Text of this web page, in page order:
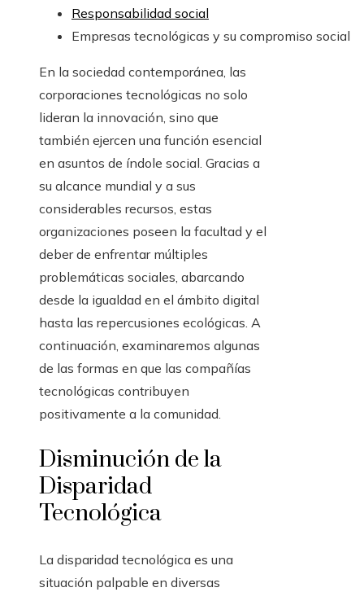
Responsabilidad social
Empresas tecnológicas y su compromiso social
En la sociedad contemporánea, las
corporaciones tecnológicas no solo
lideran la innovación, sino que
también ejercen una función esencial
en asuntos de índole social. Gracias a
su alcance mundial y a sus
considerables recursos, estas
organizaciones poseen la facultad y el
deber de enfrentar múltiples
problemáticas sociales, abarcando
desde la igualdad en el ámbito digital
hasta las repercusiones ecológicas. A
continuación, examinaremos algunas
de las formas en que las compañías
tecnológicas contribuyen
positivamente a la comunidad.
Disminución de la
Disparidad
Tecnológica
La disparidad tecnológica es una
situación palpable en diversas